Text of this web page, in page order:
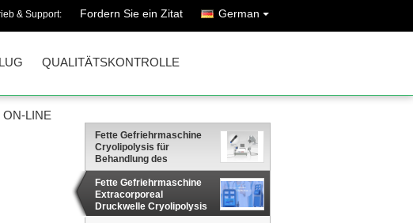
& Support: Fordern Sie ein Zitat German
QUALITÄTSKONTROLLE
ON-LINE
Fette Gefriehrmaschine
Cryolipolysis für
Behandlung des
Fettabbau-ED
Fette Gefriehrmaschine
Extracorporeal
Druckwelle Cryolipolysis